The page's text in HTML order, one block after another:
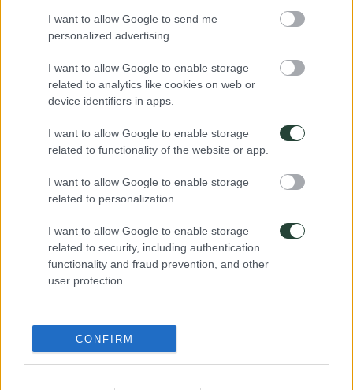
I want to allow Google to send me
personalized advertising.
I want to allow Google to enable storage
related to analytics like cookies on web or
device identifiers in apps.
I want to allow Google to enable storage
related to functionality of the website or app.
I want to allow Google to enable storage
related to personalization.
I want to allow Google to enable storage
related to security, including authentication
functionality and fraud prevention, and other
user protection.
CONFIRM